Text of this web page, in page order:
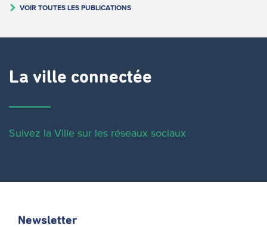
VOIR TOUTES LES PUBLICATIONS
La ville connectée
Suivez la Ville sur les réseaux sociaux
Newsletter